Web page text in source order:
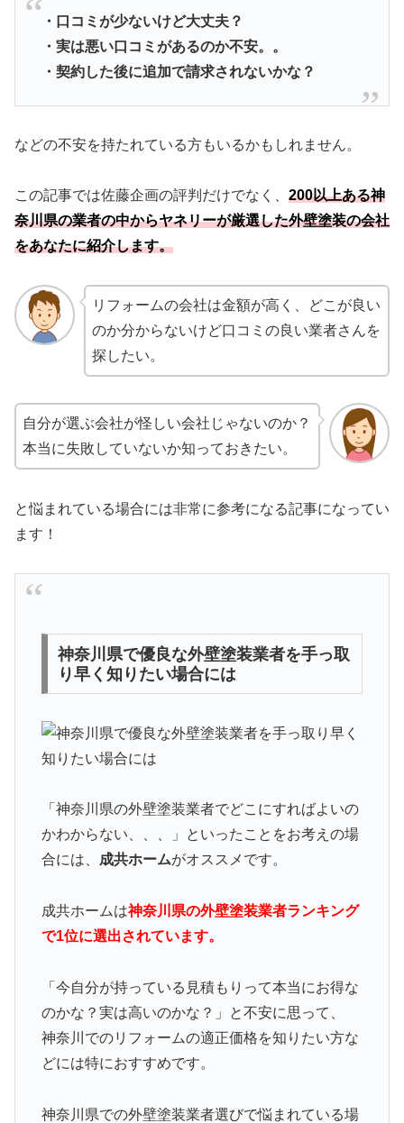
・口コミが少ないけど大丈夫？
・実は悪い口コミがあるのか不安。。
・契約した後に追加で請求されないかな？
などの不安を持たれている方もいるかもしれません。
この記事では佐藤企画の評判だけでなく、 200以上ある神
奈川県の業者の中からヤネリーが厳選した外壁塗装の会社
をあなたに紹介します。
リフォームの会社は金額が高く、どこが良い
のか分からないけど口コミの良い業者さんを
探したい。
自分が選ぶ会社が怪しい会社じゃないのか？
本当に失敗していないか知っておきたい。
と悩まれている場合には非常に参考になる記事になってい
ます！
神奈川県で優良な外壁塗装業者を手っ取
り早く知りたい場合には
「神奈川県の外壁塗装業者でどこにすればよいの
かわからない、、、」といったことをお考えの場
合には、 成共ホームがオススメです。
成共ホームは神奈川県の外壁塗装業者ランキング
で1位に選出されています。
「今自分が持っている見積もりって本当にお得な
のかな？実は高いのかな？」と不安に思って、
神奈川でのリフォームの適正価格を知りたい方な
どには特におすすめです。
神奈川県での外壁塗装業者選びで悩まれている場